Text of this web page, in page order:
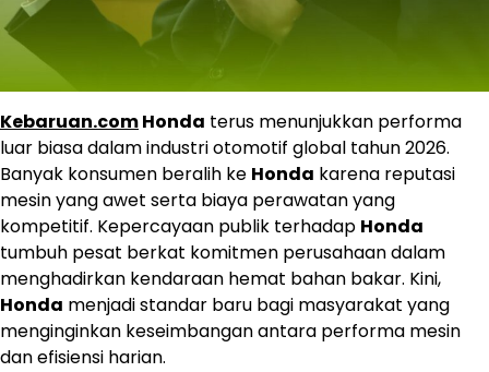
Kebaruan.comHonda terus menunjukkan performa
luar biasa dalam industri otomotif global tahun 2026.
Banyak konsumen beralih ke Honda karena reputasi
mesin yang awet serta biaya perawatan yang
kompetitif. Kepercayaan publik terhadap Honda
tumbuh pesat berkat komitmen perusahaan dalam
menghadirkan kendaraan hemat bahan bakar. Kini,
Honda menjadi standar baru bagi masyarakat yang
menginginkan keseimbangan antara performa mesin
dan efisiensi harian.